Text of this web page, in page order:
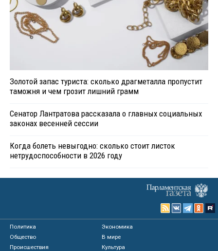
Золотой запас туриста: сколько драгметалла пропустит
таможня и чем грозит лишний грамм
Сенатор Лантратова рассказала о главных социальных
законах весенней сессии
Когда болеть невыгодно: сколько стоит листок
нетрудоспособности в 2026 году
Политика
Экономика
Общество
В мире
Происшествия
Культура